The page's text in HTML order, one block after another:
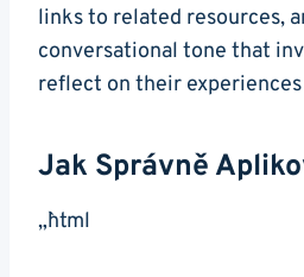
links to related resources,
conversational tone that
reflect on their
Jak Správně
„`html